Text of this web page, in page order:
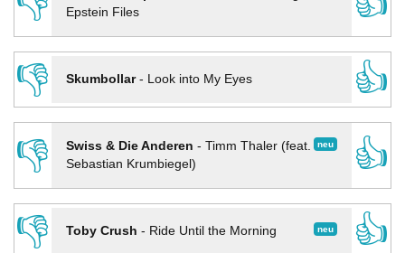
Epstein Files
👎
Skumbollar- Look into My Eyes
👍
👎
neu
Swiss & Die Anderen - Timm Thaler (feat.
Sebastian Krumbiegel)
👍
👎
neu
Toby Crush - Ride Until the Morning
👍